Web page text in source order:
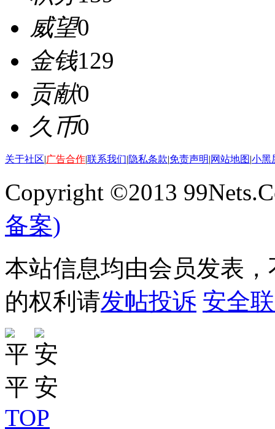
威望0
金钱129
贡献0
久币0
关于社区|广告合作|联系我们|隐私条款|免责声明|网站地图|小黑
Copyright ©2013
备案)
本站信息均由会员发表
的权利请发帖投诉 安全
TOP